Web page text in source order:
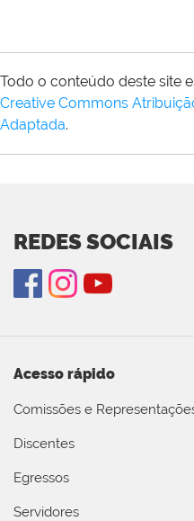
Todo o conteúdo deste site
Creative Commons
Adaptada.
REDES SOCIAIS
Acesso rápido
Comissões e
Discentes
Egressos
Servidores